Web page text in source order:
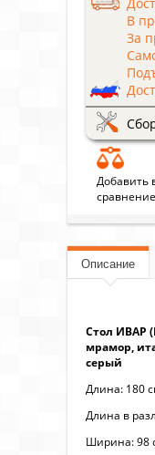
В
За
Добавить
сравнение
Описание
Стол ИВАР
мрамор,
серый
Длина: 180
Длина в
Ширина: 98